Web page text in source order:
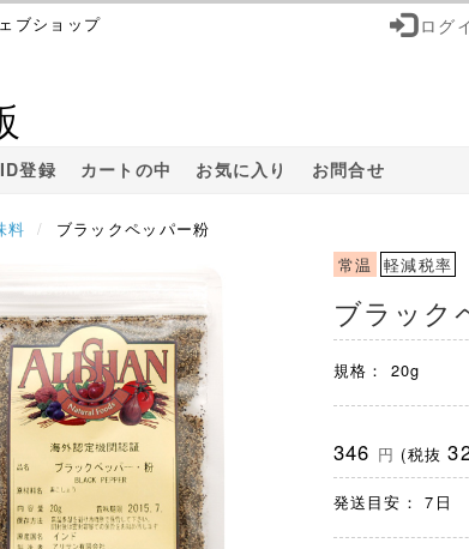
ブショップ ログ
登録 カートの中 お気に入り お問合せ
料
ブラックペッパー粉
常温
軽減税率
ブラック
規格： 20g
346 円 (税抜
発送目安： 7日